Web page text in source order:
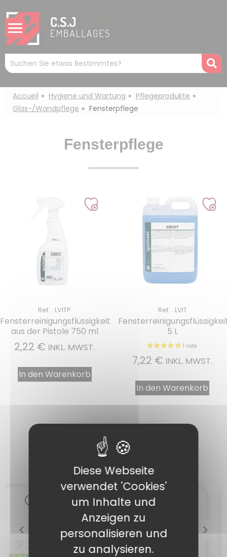
Mots
clés
:
Accueil Hygiene und Wartung
Pflegeprodukte
Glas-/Wandpflege
Fensterpflege
Fensterpflege
Ref. : LVITP
Fensterreinigungsflüssigkeit
aus der Pistole 750 ml
2,22 € INKL. MWST.
In den Warenkorb
Ref. : LVIT
5 L
7,22 € INKL. MWST.
In den Warenkorb
Diese Webseite
verwendet 'Cookies'
um Inhalte und
Anzeigen zu
personalisieren und
zu analysieren.